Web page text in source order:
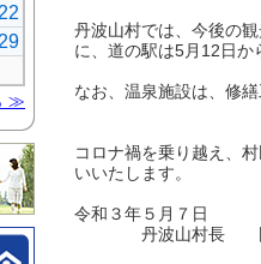
丹波山村では、今後の
に、道の駅は5月12日か
なお、温泉施設は、修
コロナ禍を乗り越え、
いいたします。
令和３年５月７日
丹波山村長 岡